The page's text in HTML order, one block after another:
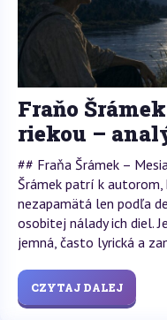
Fraňo
riekou –
## Fraňa Šrámek –
Šrámek patrí k
nezapamätá len podľa
osobitej nálady ich diel.
jemná, často lyrická a
CZYTAJ DALEJ